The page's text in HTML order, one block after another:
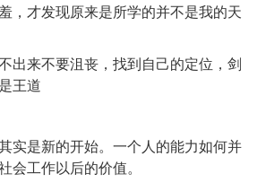
，才发现原来是所学的并不是我的天
出来不要沮丧，找到自己的定位，剑
王道
实是新的开始。一个人的能力如何并
会工作以后的价值。